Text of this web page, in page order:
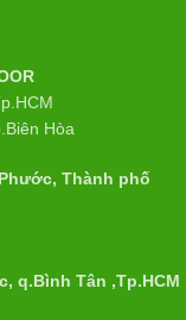
Hòa
Thành phố
q.Bình Tân ,Tp.HCM